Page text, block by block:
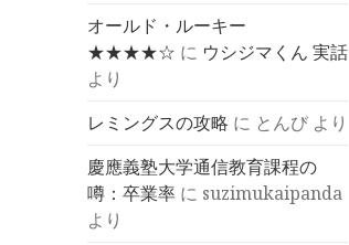
オールド・ルーキー
★★★★☆ に ウシジマくん 実話
より
レミングスの攻略 に とんび より
慶應義塾大学通信教育課程の
噂：卒業率 に suzimukaipanda
より